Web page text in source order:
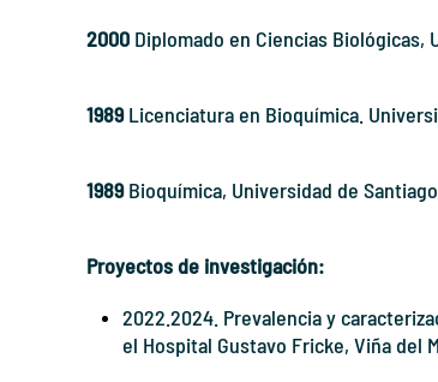
2000 Diplomado en Ciencias Biológicas,
1989 Licenciatura en Bioquímica.
1989 Bioquímica, Universidad de
Proyectos de investigación:
2022.2024. Prevalencia y
el Hospital Gustavo Fricke, Viña del